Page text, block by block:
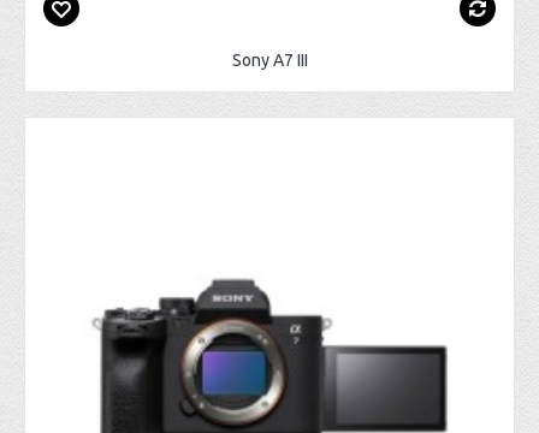
Sony A7 III